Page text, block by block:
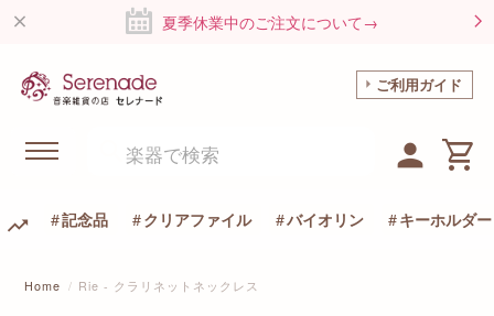
夏季休業中のご注文について→
ご利用ガイド
記念品 クリアファイル バイオリン キーホルダー
Home Rie - クラリネットネックレス